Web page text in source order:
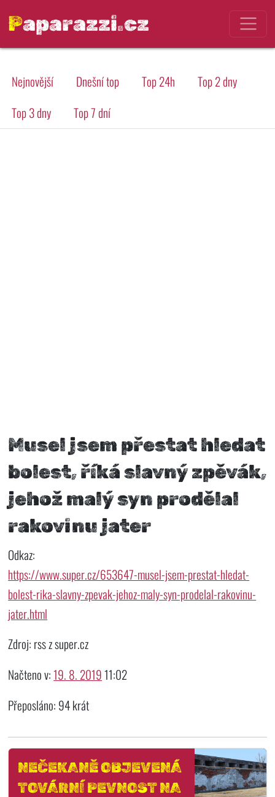
Paparazzi.cz
Nejnovější Dnešní top Top 24h
Top 2 dny
Top 3 dny
Top 7 dní
Musel jsem přestat hledat
bolest, říká slavný zpěvák,
jehož malý syn prodělal
rakovinu jater
Odkaz:
https://www.super.cz/653647-musel-jsem-prestat-hledat-
bolest-rika-slavny-zpevak-jehoz-maly-syn-prodelal-rakovinu-
jater.html
Zdroj: rss z super.cz
Načteno v:19. 8. 201911:02
Přeposláno: 94 krát
NEČEKANĚ OBJEVENÁ
TOVÁRNÍ PEVNOST NA